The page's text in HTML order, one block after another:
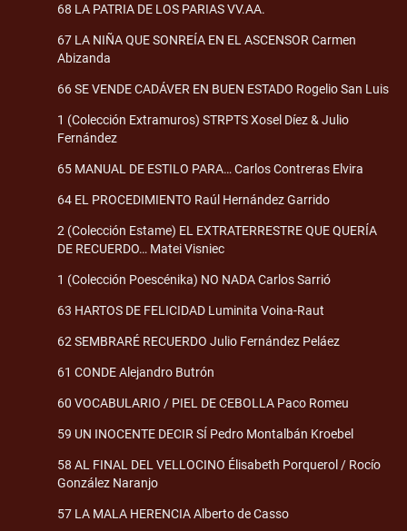
68 LA PATRIA DE LOS PARIAS VV.AA.
67 LA NIÑA QUE SONREÍA EN EL ASCENSOR Carmen
Abizanda
66 SE VENDE CADÁVER EN BUEN ESTADO Rogelio San Luis
1 (Colección Extramuros) STRPTS Xosel Díez & Julio
Fernández
65 MANUAL DE ESTILO PARA… Carlos Contreras Elvira
64 EL PROCEDIMIENTO Raúl Hernández Garrido
2 (Colección Estame) EL EXTRATERRESTRE QUE QUERÍA
DE RECUERDO… Matei Visniec
1 (Colección Poescénika) NO NADA Carlos Sarrió
63 HARTOS DE FELICIDAD Luminita Voina-Raut
62 SEMBRARÉ RECUERDO Julio Fernández Peláez
61 CONDE Alejandro Butrón
60 VOCABULARIO / PIEL DE CEBOLLA Paco Romeu
59 UN INOCENTE DECIR SÍ Pedro Montalbán Kroebel
58 AL FINAL DEL VELLOCINO Élisabeth Porquerol / Rocío
González Naranjo
57 LA MALA HERENCIA Alberto de Casso